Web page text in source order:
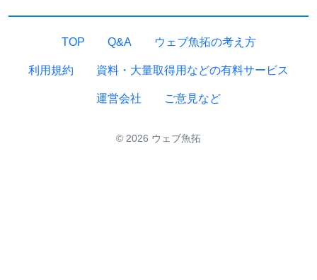
TOP Q&A ウェブ魚拓の考え方
利用規約 資料・大量取得用などの有料サービス
運営会社 ご意見など
© 2026 ウェブ魚拓